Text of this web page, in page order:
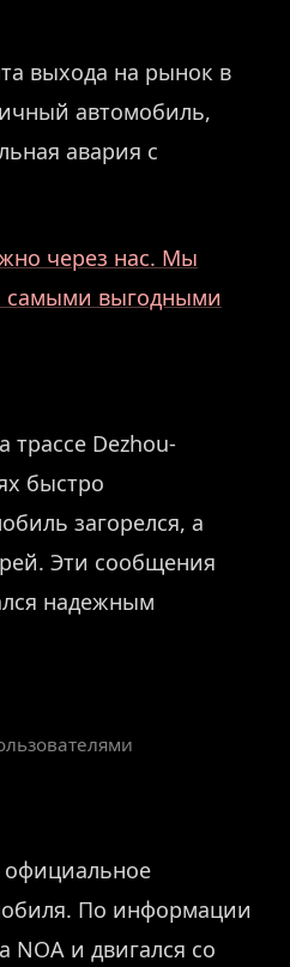
выхода на рынок в
автомобиль,
авария с
через нас. Мы
самыми выгодными
Dezhou-
быстро
загорелся, а
Эти сообщения
надежным
официальное
По информации
и двигался со